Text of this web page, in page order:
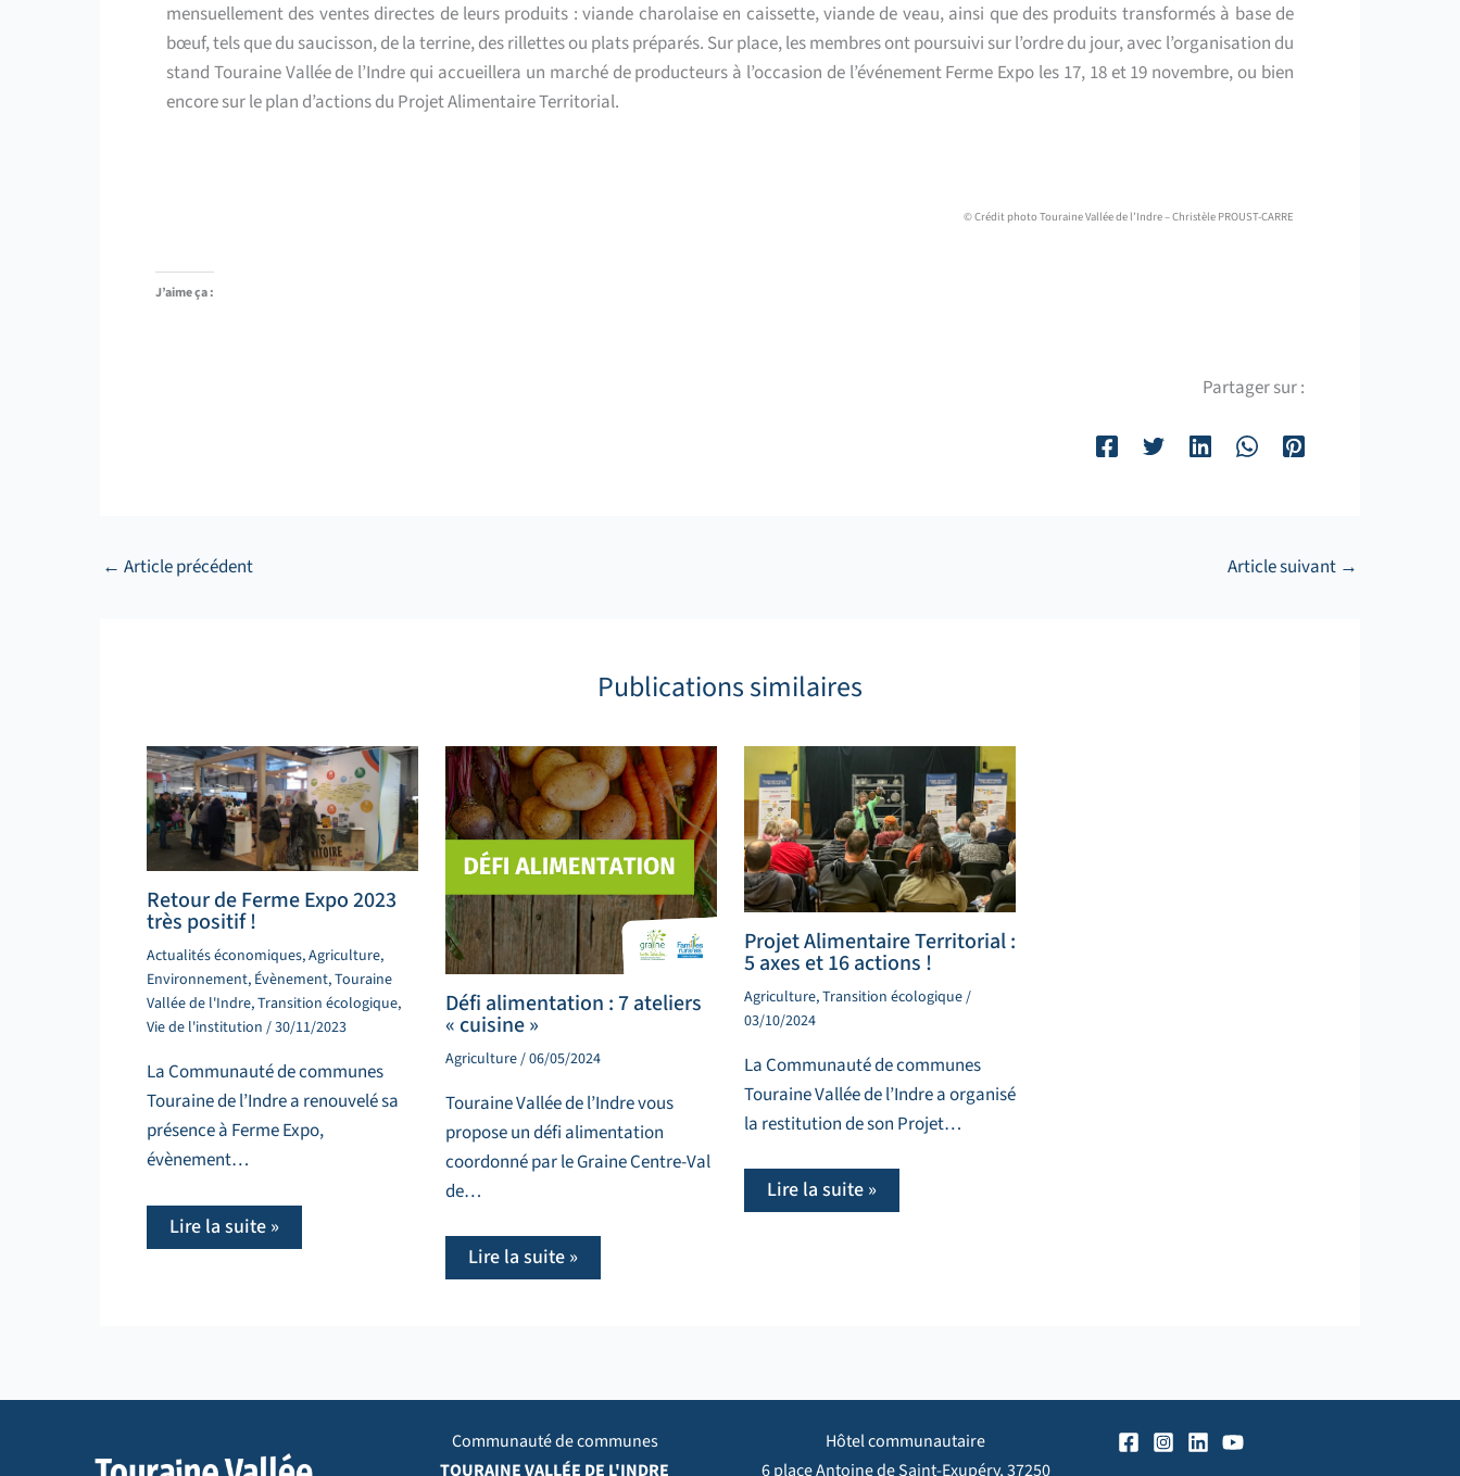
mensuellement des ventes directes de leurs produits : viande charolaise en caissette, viande de veau, ainsi que des produits transformés à base de
bœuf, tels que du saucisson, de la terrine, des rillettes ou plats préparés. Sur place, les membres ont poursuivi sur l’ordre du jour, avec l’organisation du
stand Touraine Vallée de l’Indre qui accueillera un marché de producteurs à l’occasion de l’événement Ferme Expo les 17, 18 et 19 novembre, ou bien
encore sur le plan d’actions du Projet Alimentaire Territorial.
© Crédit photo Touraine Vallée de l’Indre – Christèle PROUST-CARRE
J’aime ça :
Partager sur :
← Article précédent Article suivant →
Publications similaires
Retour de Ferme Expo 2023
très positif !
Actualités économiques,Agriculture,
Environnement, Évènement,Touraine
Vallée de l'Indre,Transition écologique,
Vie de l'institution /30/11/2023
La Communauté de communes
Touraine de l’Indre a renouvelé sa
présence à Ferme Expo,
évènement…
Lire la suite »
Défi alimentation : 7 ateliers
« cuisine »
Agriculture/06/05/2024
Touraine Vallée de l’Indre vous
propose un défi alimentation
coordonné par le Graine Centre-Val
de…
Lire la suite »
Projet Alimentaire Territorial :
5 axes et 16 actions !
Agriculture,Transition écologique/
03/10/2024
La Communauté de communes
Touraine Vallée de l’Indre a organisé
la restitution de son Projet…
Lire la suite »
Communauté de communes
TOURAINE VALLÉE DE L'INDRE
Hôtel communautaire
6 place Antoine de Saint-Exupéry, 37250